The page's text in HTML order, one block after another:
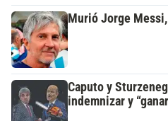
Murió Jorge
Caputo y
indemnizar y